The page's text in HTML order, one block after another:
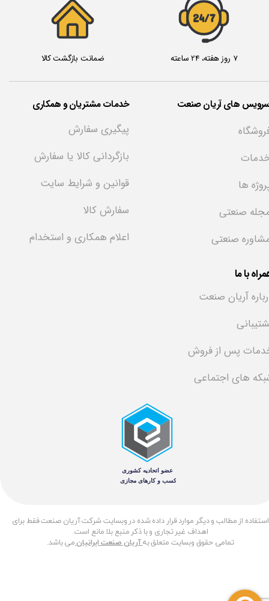
​استفاده از مطالب و دیگر موارد قرار داده شده در وبسایت شرکت آریان صنعت فقط برای
اهداف غیر تجاری و با ذکر منبع بلا مانع است.
تمامی حقوق وبسایت متعلق بهآریان صنعت ایرانیانمی باشد.
7 روز هفته، 24 ساعته ضمانت بازگشت کالا
های آریان صنعت خدمات مشتریان و همکاری
با ما
ها
صنعتی
صنعتی
پیگیری سفارش
بازگردانی کالا یا سفارش
قوانین و شرایط سایت
سفارش کالا
اعلام همکاری و استخدام
آریان صنعت
پس از فروش
های اجتماعی
24/7